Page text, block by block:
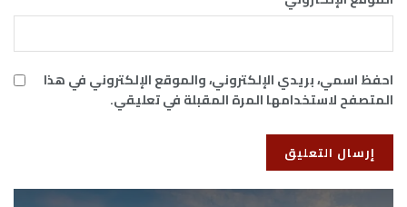
احفظ اسمي، بريدي الإلكتروني، والموقع الإلكتروني في هذا
المتصفح لاستخدامها المرة المقبلة في تعليقي.